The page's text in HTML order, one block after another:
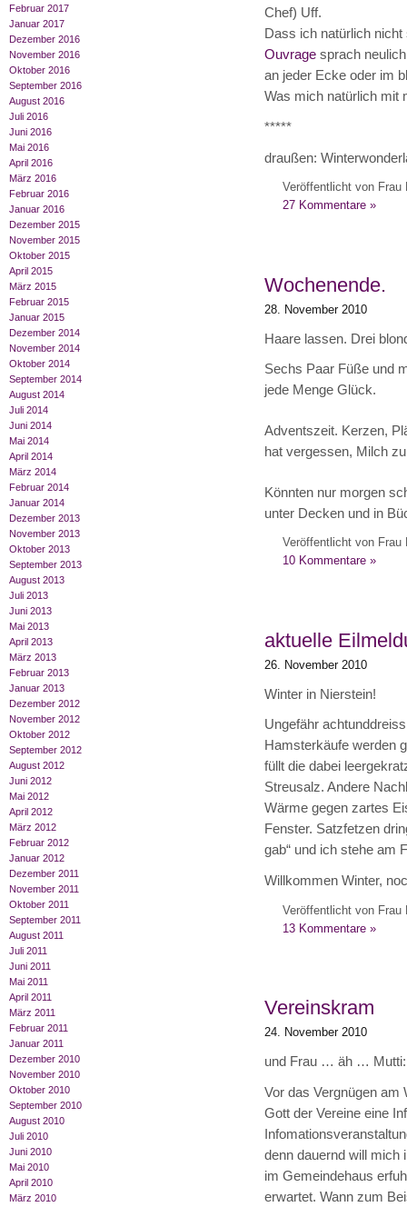
Februar 2017
Januar 2017
Dezember 2016
November 2016
Oktober 2016
September 2016
August 2016
Juli 2016
Juni 2016
Mai 2016
April 2016
März 2016
Februar 2016
Januar 2016
Dezember 2015
November 2015
Oktober 2015
April 2015
März 2015
Februar 2015
Januar 2015
Dezember 2014
November 2014
Oktober 2014
September 2014
August 2014
Juli 2014
Juni 2014
Mai 2014
April 2014
März 2014
Februar 2014
Januar 2014
Dezember 2013
November 2013
Oktober 2013
September 2013
August 2013
Juli 2013
Juni 2013
Mai 2013
April 2013
März 2013
Februar 2013
Januar 2013
Dezember 2012
November 2012
Oktober 2012
September 2012
August 2012
Juni 2012
Mai 2012
April 2012
März 2012
Februar 2012
Januar 2012
Dezember 2011
November 2011
Oktober 2011
September 2011
August 2011
Juli 2011
Juni 2011
Mai 2011
April 2011
März 2011
Februar 2011
Januar 2011
Dezember 2010
November 2010
Oktober 2010
September 2010
August 2010
Juli 2010
Juni 2010
Mai 2010
April 2010
März 2010
Chef) Uff.
Dass ich natürlich
Ouvragesprach neulich
an jeder Ecke oder im
Was mich natürlich mit
*****
draußen:
Veröffentlicht von Frau
27 Kommentare »
Wochenende.
28. November 2010
Haare lassen. Drei
Sechs Paar Füße und
jede Menge Glück.
Adventszeit. Kerzen,
hat vergessen, Milch
Könnten nur morgen
unter Decken und in
Veröffentlicht von Frau
10 Kommentare »
aktuelle
26. November 2010
Winter in Nierstein!
Ungefähr
Hamsterkäufe werden
füllt die dabei
Streusalz. Andere
Wärme gegen zartes
Fenster. Satzfetzen
gab“ und ich stehe am
Willkommen Winter,
Veröffentlicht von Frau
13 Kommentare »
Vereinskram
24. November 2010
und Frau … äh … Mutti:
Vor das Vergnügen am
Gott der Vereine eine
denn dauernd will mich
im Gemeindehaus
erwartet. Wann zum